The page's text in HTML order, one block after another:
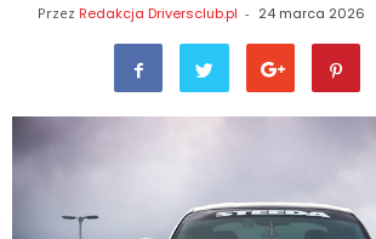
Przez Redakcja Driversclub.pl - 24 marca 2026